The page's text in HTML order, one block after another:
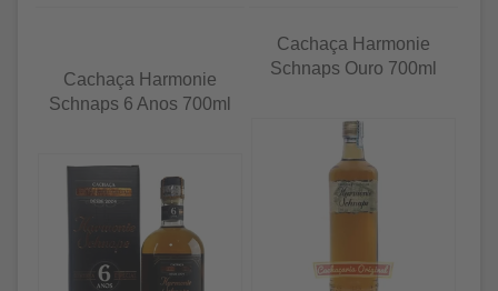
Cachaça Harmonie
Schnaps 6 Anos 700ml
Cachaça Harmonie
Schnaps Ouro 700ml